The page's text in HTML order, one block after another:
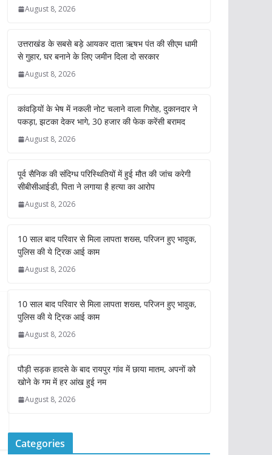
August 8, 2026
उत्तराखंड के सबसे बड़े आयकर दाता ऋषभ पंत की सीएम धामी
से गुहार, घर बनाने के लिए जमीन दिला दो सरकार
August 8, 2026
कांवड़ियों के भेष में नकली नोट चलाने वाला गिरोह, दुकानदार ने
पकड़ा, झटका देकर भागे, 30 हजार की फेक करेंसी बरामद
August 8, 2026
पूर्व सैनिक की संदिग्ध परिस्थितियों में हुई मौत की जांच करेगी
सीबीसीआईडी, पिता ने लगाया है हत्या का आरोप
August 8, 2026
10 साल बाद परिवार से मिला लापता शख्स, परिजन हुए भावुक,
पुलिस की ये ट्रिक आई काम
August 8, 2026
10 साल बाद परिवार से मिला लापता शख्स, परिजन हुए भावुक,
पुलिस की ये ट्रिक आई काम
August 8, 2026
पौड़ी सड़क हादसे के बाद रायपुर गांव में छाया मातम, अपनों को
खोने के गम में हर आंख हुई नम
August 8, 2026
Categories